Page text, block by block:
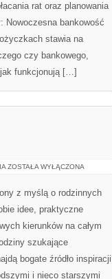
rat oraz planowania
Nowoczesna bankowość
stawia na
czy bankowego,
funkcjonują […]
ANGLIA
ZOSTAŁA WYŁĄCZONA
z myślą o rodzinnych
idee, praktyczne
kierunków na całym
szukające
bogate źródło inspiracji
i nieco starszymi